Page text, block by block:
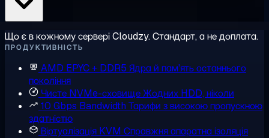
Що є в кожному сервері Cloudzy. Стандарт, а не доплата.
ПРОДУКТИВНІСТЬ
AMD EPYC + DDR5 Ядра й пам'ять останнього
покоління
Чисте NVMe-сховищеЖодних HDD, ніколи
10 Gbps Bandwidth Тарифи з високою пропускною
здатністю
Віртуалізація KVM Справжня апаратна ізоляція